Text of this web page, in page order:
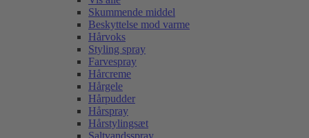
Skummende middel
Beskyttelse mod varme
Hårvoks
Styling spray
Farvespray
Hårcreme
Hårgele
Hårpudder
Hårspray
Hårstylingsæt
Saltvandsspray